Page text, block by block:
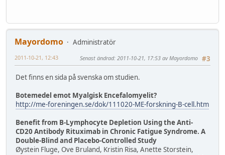
Mayordomo
Administratör
#3
2011-10-21, 12:43 Senast ändrad: 2011-10-21, 17:53 av Mayordomo
Det finns en sida på svenska om studien.
Botemedel emot Myalgisk Encefalomyelit?
http://me-foreningen.se/dok/111020-ME-forskning-B-cell.htm
Benefit from B-Lymphocyte Depletion Using the Anti-
CD20 Antibody Rituximab in Chronic Fatigue Syndrome. A
Double-Blind and Placebo-Controlled Study
Øystein Fluge, Ove Bruland, Kristin Risa, Anette Storstein,